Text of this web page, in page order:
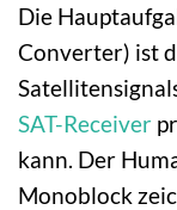
Die
Converter) ist
SAT-Receiver
kann. Der
Monoblock